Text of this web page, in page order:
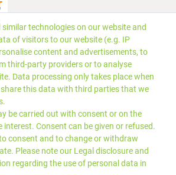
similar technologies on our website and
of visitors to our website (e.g. IP
content and advertisements, to
third-party providers or to analyse
Data processing only takes place when
share this data with third parties that we
be carried out with consent or on the
interest. Consent can be given or refused.
consent and to change or withdraw
Please note our Legal disclosureand
regarding the use of personal data in